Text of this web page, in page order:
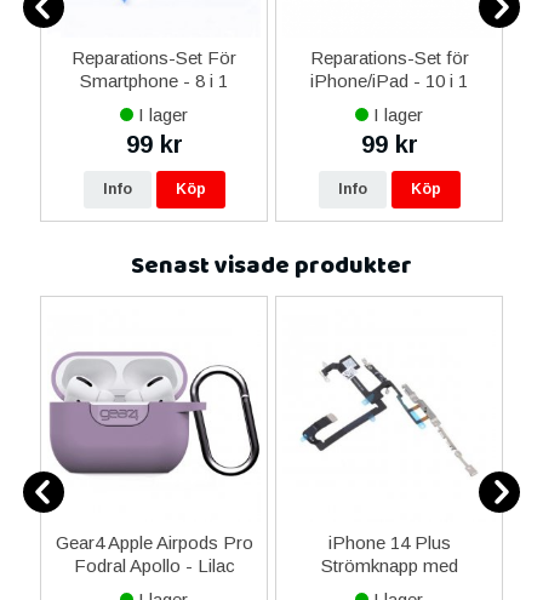
Reparations-Set För
Smartphone - 8 i 1
I lager
99 kr
Info Köp
Reparations-Set för
iPhone/iPad - 10 i 1
I lager
99 kr
Info Köp
Senast visade produkter
Gear4 Apple Airpods Pro
Fodral Apollo - Lilac
iPhone 14 Plus
Strömknapp med
Flexkabel OEM